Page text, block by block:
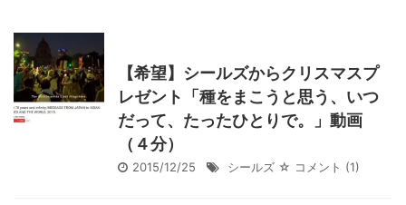
【希望】シールズからクリスマスプ
レゼント「種をまこうと思う、いつ
だって、たったひとりで。」動画
（４分）
2015/12/25 シールズ ☆ コメント (1)